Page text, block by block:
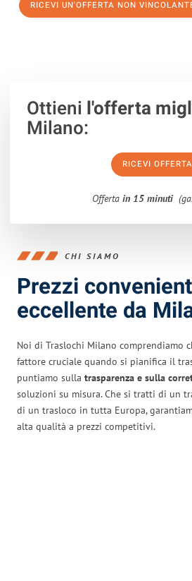
RICEVI UN'OFFERTA NON
Ottieni l'offerta
Milano:
RICEVI OFFERTA
Offerta in 15 minuti
CHI SIAMO
Prezzi
eccellente da
Noi di Traslochi Milano comprendiamo
fattore cruciale quando si pianifica il
puntiamo sulla trasparenza e sulla
soluzioni su misura. Che si tratti di un
di un trasloco in tutta Europa,
alta qualità a prezzi competitivi.